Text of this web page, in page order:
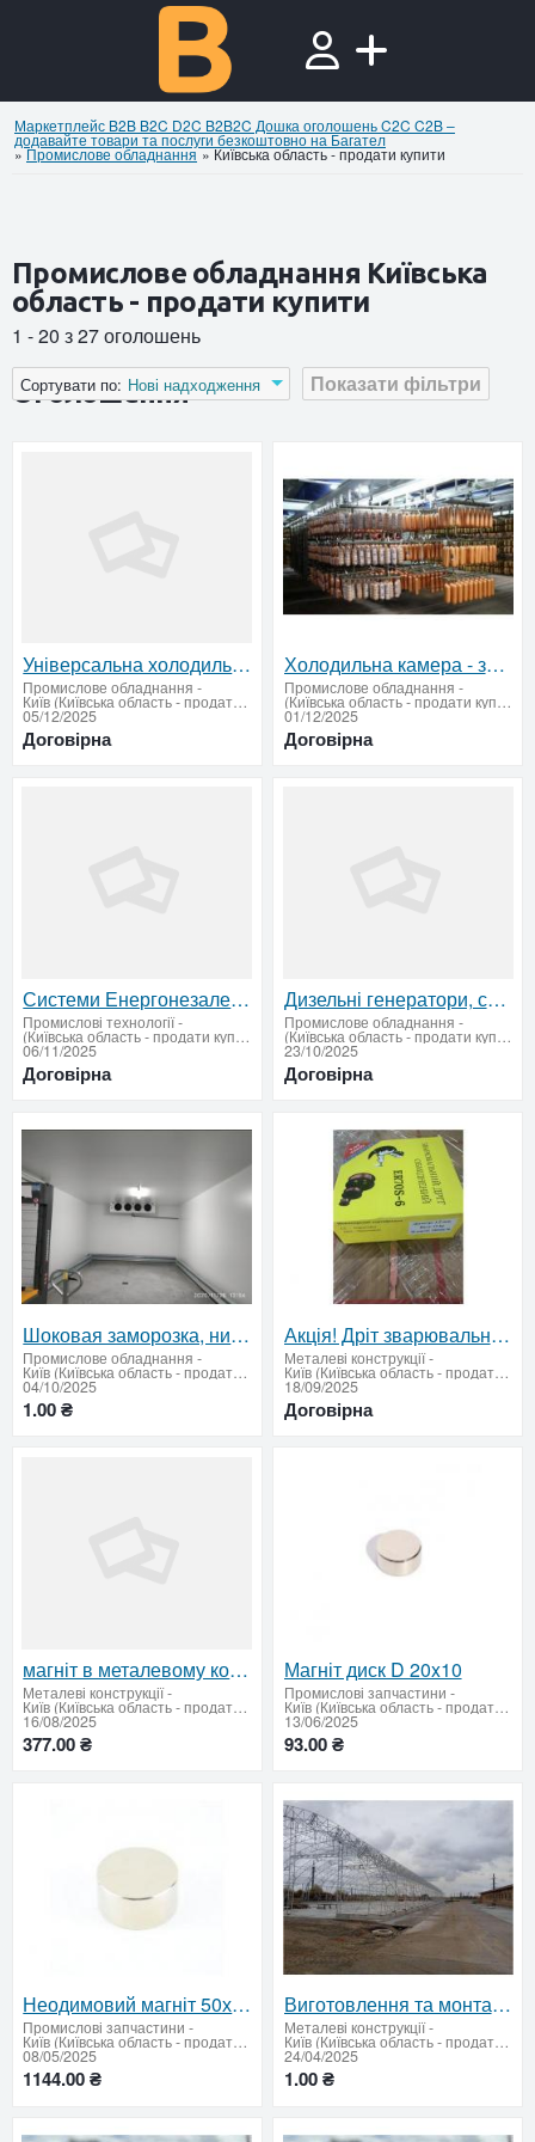
Маркетплейс B2B B2C D2C B2B2C Дошка оголошень C2C C2B –
додавайте товари та послуги безкоштовно на Багател
»Промислове обладнання »Київська область - продати купити
Промислове обладнання Київська
область - продати купити
1 - 20 з 27 оголошень
Показати фільтри
Сортувати по: Нові надходження
Оголошення
Універсальна холодильна камера для продуктів -10С+10С, морозилка
Промислове обладнання -
Київ (Київська область - продати купити)
05/12/2025
Договірна
Холодильна камера - зберігання ковбас, м'яса, сирів ( Під ключ)
Промислове обладнання -
(Київська область - продати купити)
01/12/2025
Договірна
Системи Енергонезалежності та Резервного Живлення у Києві. Офіційний Дистриб'ютор Chisage-ESS, Deye,
Промислові технології-
(Київська область - продати купити)
06/11/2025
Договірна
Дизельні генератори, сонячні панелі та резервне живлення для дому й бізнесу | ТОВ “Укркабельпроект”
Промислове обладнання -
(Київська область - продати купити)
23/10/2025
Договірна
Шоковая заморозка, низькотемпературні камери для переробки кондитерської продукції
Промислове обладнання -
Київ (Київська область - продати купити)
04/10/2025
1.00 ₴
Акція! Дріт зварювальний ER70S-6 1.2 мм / 15 кг – Вигідна пропозиція
Металеві конструкції-
Київ (Київська область - продати купити)
18/09/2025
Договірна
магніт в металевому корпусі під потай А48
Металеві конструкції-
Київ (Київська область - продати купити)
16/08/2025
377.00 ₴
Магніт диск D 20x10
Промислові запчастини -
Київ (Київська область - продати купити)
13/06/2025
93.00 ₴
Неодимовий магніт 50х30 — потужність, на яку можна покластись
Промислові запчастини -
Київ (Київська область - продати купити)
08/05/2025
1144.00 ₴
Виготовлення та монтаж будівельних металоконструкцій
Металеві конструкції-
Київ (Київська область - продати купити)
24/04/2025
1.00 ₴